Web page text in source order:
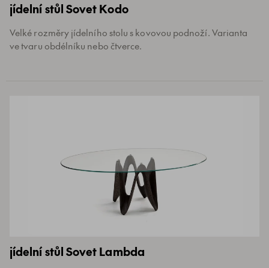
jídelní stůl Sovet Kodo
Velké rozměry jídelního stolu s kovovou podnoží. Varianta
ve tvaru obdélníku nebo čtverce.
jídelní stůl Sovet Lambda